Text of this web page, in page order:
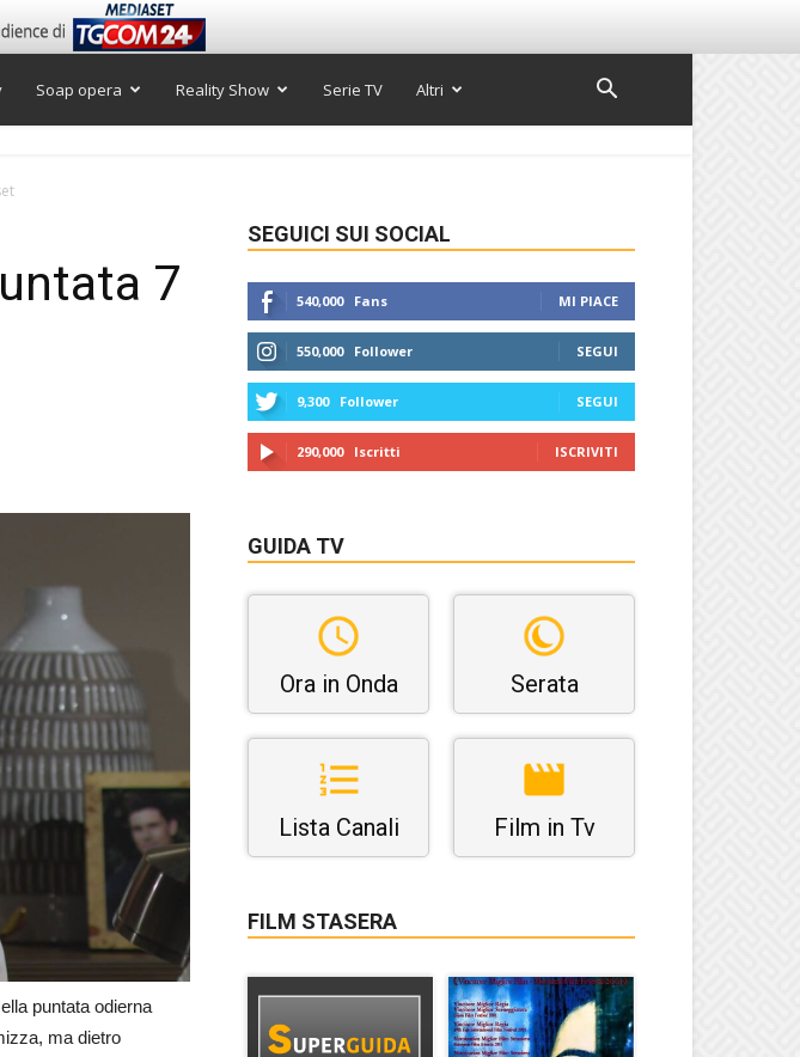
Soap opera Reality Show Serie TV Altri
7
puntata odierna
ma dietro
SEGUICI SUI SOCIAL
540,000 Fans MI PIACE
550,000 Follower SEGUI
9,300 Follower SEGUI
290,000 Iscritti ISCRIVITI
GUIDA TV
Ora in Onda Serata
Lista Canali Film in Tv
FILM STASERA